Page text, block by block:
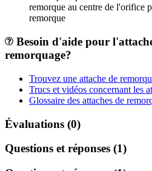
remorque au centre de l'orifice
remorque
Besoin d'aide pour
remorquage?
Trouvez une attache de
Trucs et vidéos concernant les
Glossaire des attaches de
Évaluations (0)
Questions et réponses (1)